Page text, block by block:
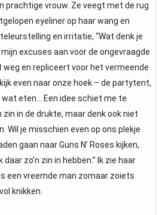
prachtige vrouw. Ze veegt met de rug
eyeliner op haar wang en
en irritatie, “Wat denk je
excuses aan voor de ongevraagde
en repliceert voor het vermeende
even naar onze hoek – de partytent,
eten… Een idee schiet me te
zin in de drukte, maar denk ook niet
Wil je misschien even op ons plekje
gaan naar Guns N’ Roses kijken,
zo’n zin in hebben.” Ik zie haar
een vreemde man zomaar zoiets
knikken.